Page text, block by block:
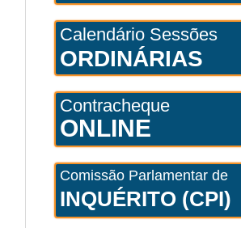
Calendário Sessões
ORDINÁRIAS
Contracheque
ONLINE
Comissão Parlamentar de
INQUÉRITO (CPI)